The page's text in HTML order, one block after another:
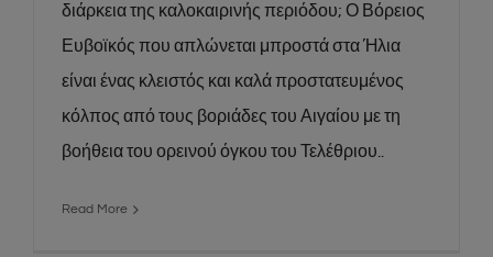
διάρκεια της καλοκαιρινής περιόδου; Ο Βόρειος
Ευβοϊκός που απλώνεται μπροστά στα Ήλια
είναι ένας κλειστός και καλά προστατευμένος
κόλπος από τους βοριάδες του Αιγαίου με τη
βοήθεια του ορεινού όγκου του Τελέθριου..
Read More